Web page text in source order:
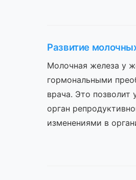
Развитие
Молочная железа у
гормональными
врача. Это позволит
орган
изменениями в